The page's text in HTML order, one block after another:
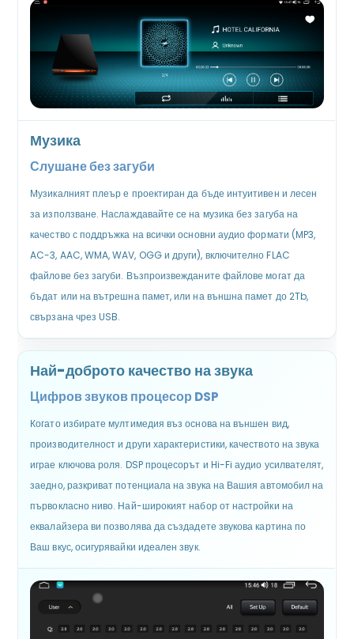
Музика
Слушане без загуби
Музикалният плеър е проектиран да бъде интуитивен и лесен
за използване. Наслаждавайте се на музика без загуба на
качество с поддръжка на всички основни аудио формати (MP3,
AC-3, AAC, WMA, WAV, OGG и други), включително FLAC
файлове без загуби. Възпроизвежданите файлове могат да
бъдат или на вътрешна памет, или на външна памет до 2Tb,
свързана чрез USB.
Най-доброто качество на звука
Цифров звуков процесор DSP
Когато избирате мултимедия въз основа на външен вид,
производителност и други характеристики, качеството на звука
играе ключова роля. DSP процесорът и Hi-Fi аудио усилвателят,
заедно, разкриват потенциала на звука на Вашия автомобил на
първокласно ниво. Най-широкият набор от настройки на
еквалайзера ви позволява да създадете звукова картина по
Ваш вкус, осигурявайки идеален звук.